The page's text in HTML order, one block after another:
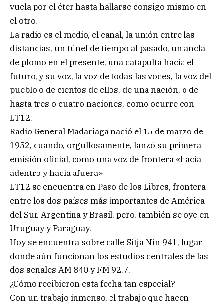
vuela por el éter hasta hallarse consigo mismo en
el otro.
La radio es el medio, el canal, la unión entre las
distancias, un túnel de tiempo al pasado, un ancla
de plomo en el presente, una catapulta hacia el
futuro, y su voz, la voz de todas las voces, la voz del
pueblo o de cientos de ellos, de una nación, o de
hasta tres o cuatro naciones, como ocurre con
LT12.
Radio General Madariaga nació el 15 de marzo de
1952, cuando, orgullosamente, lanzó su primera
emisión oficial, como una voz de frontera «hacia
adentro y hacia afuera»
LT12 se encuentra en Paso de los Libres, frontera
entre los dos países más importantes de América
del Sur, Argentina y Brasil, pero, también se oye en
Uruguay y Paraguay.
Hoy se encuentra sobre calle Sitja Nin 941, lugar
donde aún funcionan los estudios centrales de las
dos señales AM 840 y FM 92.7.
¿Cómo recibieron esta fecha tan especial?
Con un trabajo inmenso, el trabajo que hacen